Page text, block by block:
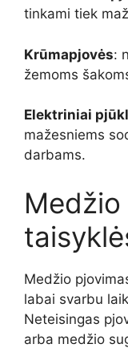
tinkami tiek
Krūmapjovės:
žemoms
Elektriniai
mažesniems
darbams.
Medžio
labai svarbu
Neteisingas
arba medžio